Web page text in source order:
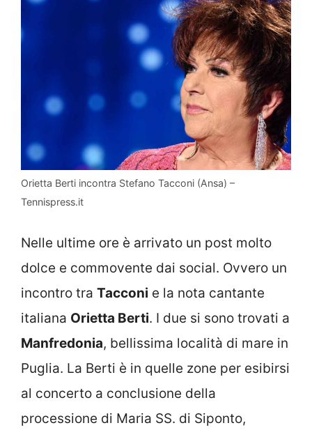
Orietta Berti incontra Stefano Tacconi (Ansa) –
Tennispress.it
Nelle ultime ore è arrivato un post molto
dolce e commovente dai social. Ovvero un
incontro tra Tacconi e la nota cantante
italiana Orietta Berti. I due si sono trovati a
Manfredonia, bellissima località di mare in
Puglia. La Berti è in quelle zone per esibirsi
al concerto a conclusione della
processione di Maria SS. di Siponto,